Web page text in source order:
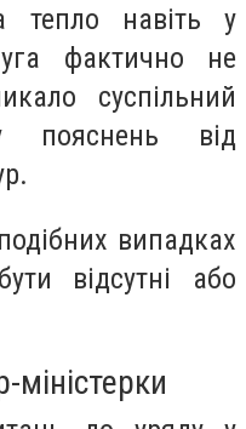
тепло навіть у
фактично не
суспільний
пояснень від
випадках
відсутні або
міністерки